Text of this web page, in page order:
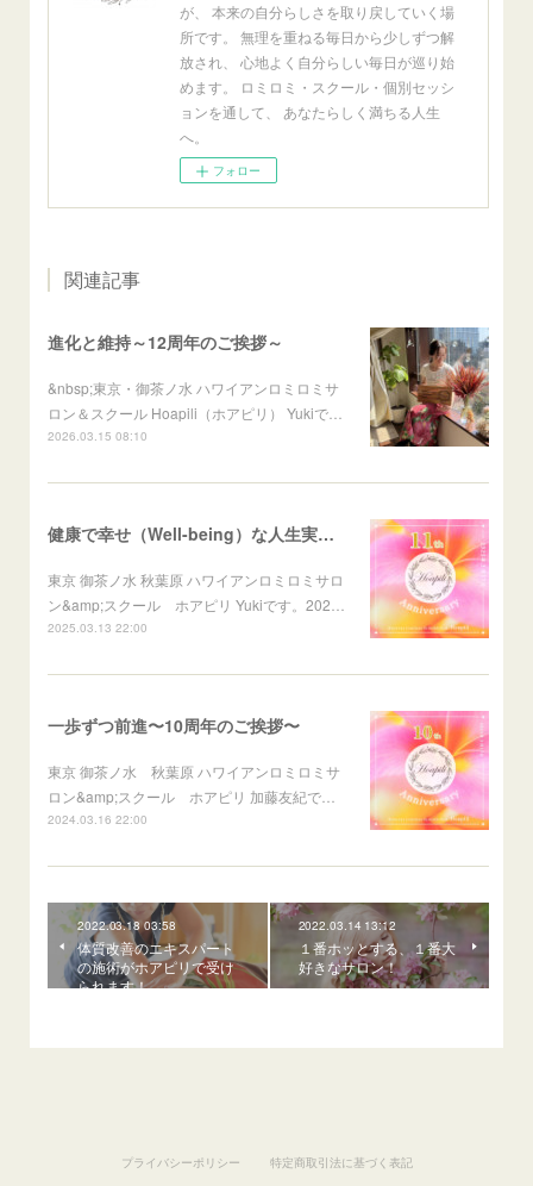
が、 本来の自分らしさを取り戻していく場
所です。 無理を重ねる毎日から少しずつ解
放され、 心地よく自分らしい毎日が巡り始
めます。 ロミロミ・スクール・個別セッシ
ョンを通して、 あなたらしく満ちる人生
へ。
フォロー
関連記事
進化と維持～12周年のご挨拶～
&nbsp;東京・御茶ノ水 ハワイアンロミロミサ
ロン＆スクール Hoapili（ホアピリ） Yukiで…
2026.03.15 08:10
健康で幸せ（Well-being）な人生実現～11周年のご挨拶～
東京 御茶ノ水 秋葉原 ハワイアンロミロミサロ
ン&amp;スクール ホアピリ Yukiです。202…
2025.03.13 22:00
一歩ずつ前進〜10周年のご挨拶〜
東京 御茶ノ水 秋葉原 ハワイアンロミロミサ
ロン&amp;スクール ホアピリ 加藤友紀で…
2024.03.16 22:00
2022.03.18 03:58
体質改善のエキスパート
の施術がホアピリで受け
られます！
2022.03.14 13:12
１番ホッとする、１番大
好きなサロン！
プライバシーポリシー 特定商取引法に基づく表記